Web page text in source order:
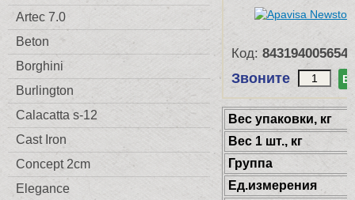
Artec 7.0
Beton
Borghini
Burlington
Calacatta s-12
Cast Iron
Concept 2cm
Elegance
Код: 8431940056543
Звоните В
Веc упаковки, кг
Вес 1 шт., кг
Группа
Ед.измерения